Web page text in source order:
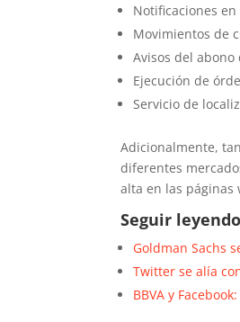
Notificaciones
Movimientos de
Avisos del
Ejecución de
Servicio de
Adicionalmente,
diferentes
alta en las páginas
Seguir
Goldman Sachs
Twitter se alía
BBVA y